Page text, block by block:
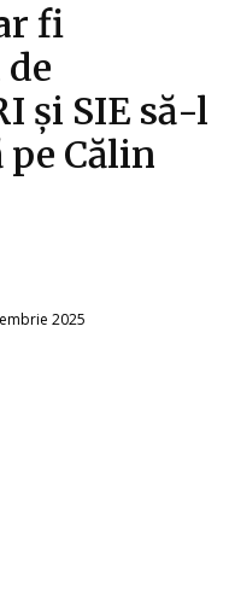
fi
și SIE să-l
Călin
2025